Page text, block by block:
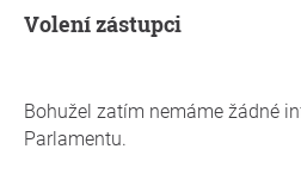
volení zástupci
Bohužel zatím nemáme žádné
Parlamentu.